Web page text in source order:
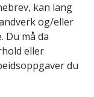
kan lang
og/eller
Du må da
eller
du